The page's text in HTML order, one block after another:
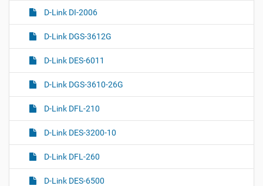
D-Link DI-2006
D-Link DGS-3612G
D-Link DES-6011
D-Link DGS-3610-26G
D-Link DFL-210
D-Link DES-3200-10
D-Link DFL-260
D-Link DES-6500